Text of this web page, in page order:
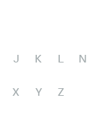
J K L N
X Y Z